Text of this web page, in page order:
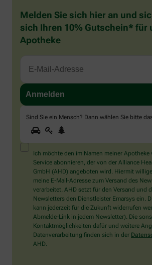
Melden Sie sich hier an und
sich Ihren 10% Gutschein* für
Apotheke
Sind Sie ein Mensch? Dann wählen Sie bitte
Sind
Sie
ein
Mensch?
Dann
wählen
Sie
bitte
das
Auto.
1 2
Ich möchte den im Namen meiner Apotheke
Service abonnieren, der von der Alliance
GmbH (AHD) angeboten wird. Hiermit
meine E-Mail-Adresse zum Versand des
verarbeitet. AHD setzt für den Versand und
Newsletters den Dienstleister Emarsys ein.
kann jederzeit für die Zukunft widerrufen
Abmelde-Link in jedem Newsletter). Die
Kontaktmöglichkeiten dafür und weitere
Datenverarbeitung finden sich in der
AHD.